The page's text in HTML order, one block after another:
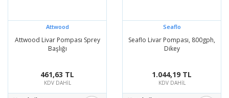
Attwood
Attwood Livar Pompası Sprey
Başlığı
461,63 TL
KDV DAHİL
Seaflo
Seaflo Livar Pompası, 800gph,
Dikey
1.044,19 TL
KDV DAHİL